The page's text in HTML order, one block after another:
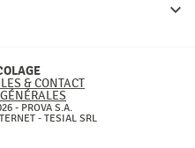

& CONTACT
- PROVA S.A.
- TESIAL SRL